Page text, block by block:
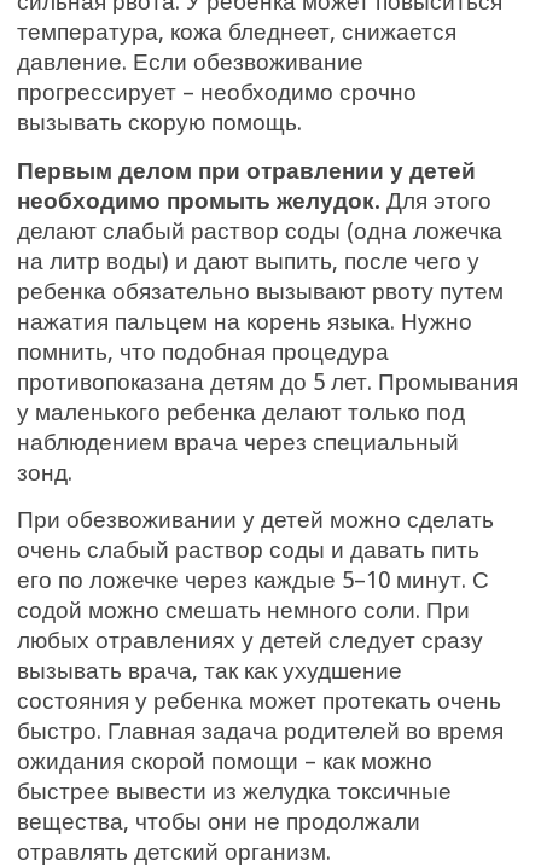
температура, кожа бледнеет, снижается
давление. Если обезвоживание
прогрессирует – необходимо срочно
вызывать скорую помощь.
Первым делом при отравлении у детей
необходимо промыть желудок. Для этого
делают слабый раствор соды (одна ложечка
на литр воды) и дают выпить, после чего у
ребенка обязательно вызывают рвоту путем
нажатия пальцем на корень языка. Нужно
помнить, что подобная процедура
противопоказана детям до 5 лет. Промывания
у маленького ребенка делают только под
наблюдением врача через специальный
зонд.
При обезвоживании у детей можно сделать
очень слабый раствор соды и давать пить
его по ложечке через каждые 5–10 минут. С
содой можно смешать немного соли. При
любых отравлениях у детей следует сразу
вызывать врача, так как ухудшение
состояния у ребенка может протекать очень
быстро. Главная задача родителей во время
ожидания скорой помощи – как можно
быстрее вывести из желудка токсичные
вещества, чтобы они не продолжали
отравлять детский организм.